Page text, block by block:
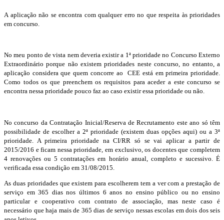
A aplicação não se encontra com qualquer erro no que respeita às prioridades
em concurso.
No meu ponto de vista nem deveria existir a 1ª prioridade no Concurso Externo
Extraordinário porque não existem prioridades neste concurso, no entanto, a
aplicação considera que quem concorre ao CEE está em primeira prioridade.
Como todos os que preenchem os requisitos para aceder a este concurso se
encontra nessa prioridade pouco faz ao caso existir essa prioridade ou não.
No concurso da Contratação Inicial/Reserva de Recrutamento este ano só têm
possibilidade de escolher a 2ª prioridade (existem duas opções aqui) ou a 3ª
prioridade. A primeira prioridade na CI/RR só se vai aplicar a partir de
2015/2016 e ficam nessa prioridade, em exclusivo, os docentes que completem
4 renovações ou 5 contratações em horário anual, completo e sucessivo. É
verificada essa condição em 31/08/2015.
As duas prioridades que existem para escolherem tem a ver com a prestação de
serviço em 365 dias nos últimos 6 anos no ensino público ou no ensino
particular e cooperativo com contrato de associação, mas neste caso é
necessário que haja mais de 365 dias de serviço nessas escolas em dois dos seis